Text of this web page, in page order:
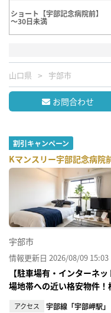
ショート【宇部記念病院前】
～30日未満
山口県 宇部市
お問合わせ
割引キャンペーン
Kマンスリー宇部記念病院
宇部市
情報更新日 2026/08/09 15:03
【駐車場有・インターネ
場地帯への近い格安物件
アクセス 宇部線「宇部岬駅」